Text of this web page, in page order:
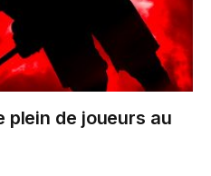
plein de joueurs au